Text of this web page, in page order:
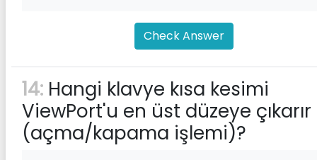
Check Answer
14: Hangi klavye kısa kesimi
ViewPort'u en üst düzeye çıkarır
(açma/kapama işlemi)?